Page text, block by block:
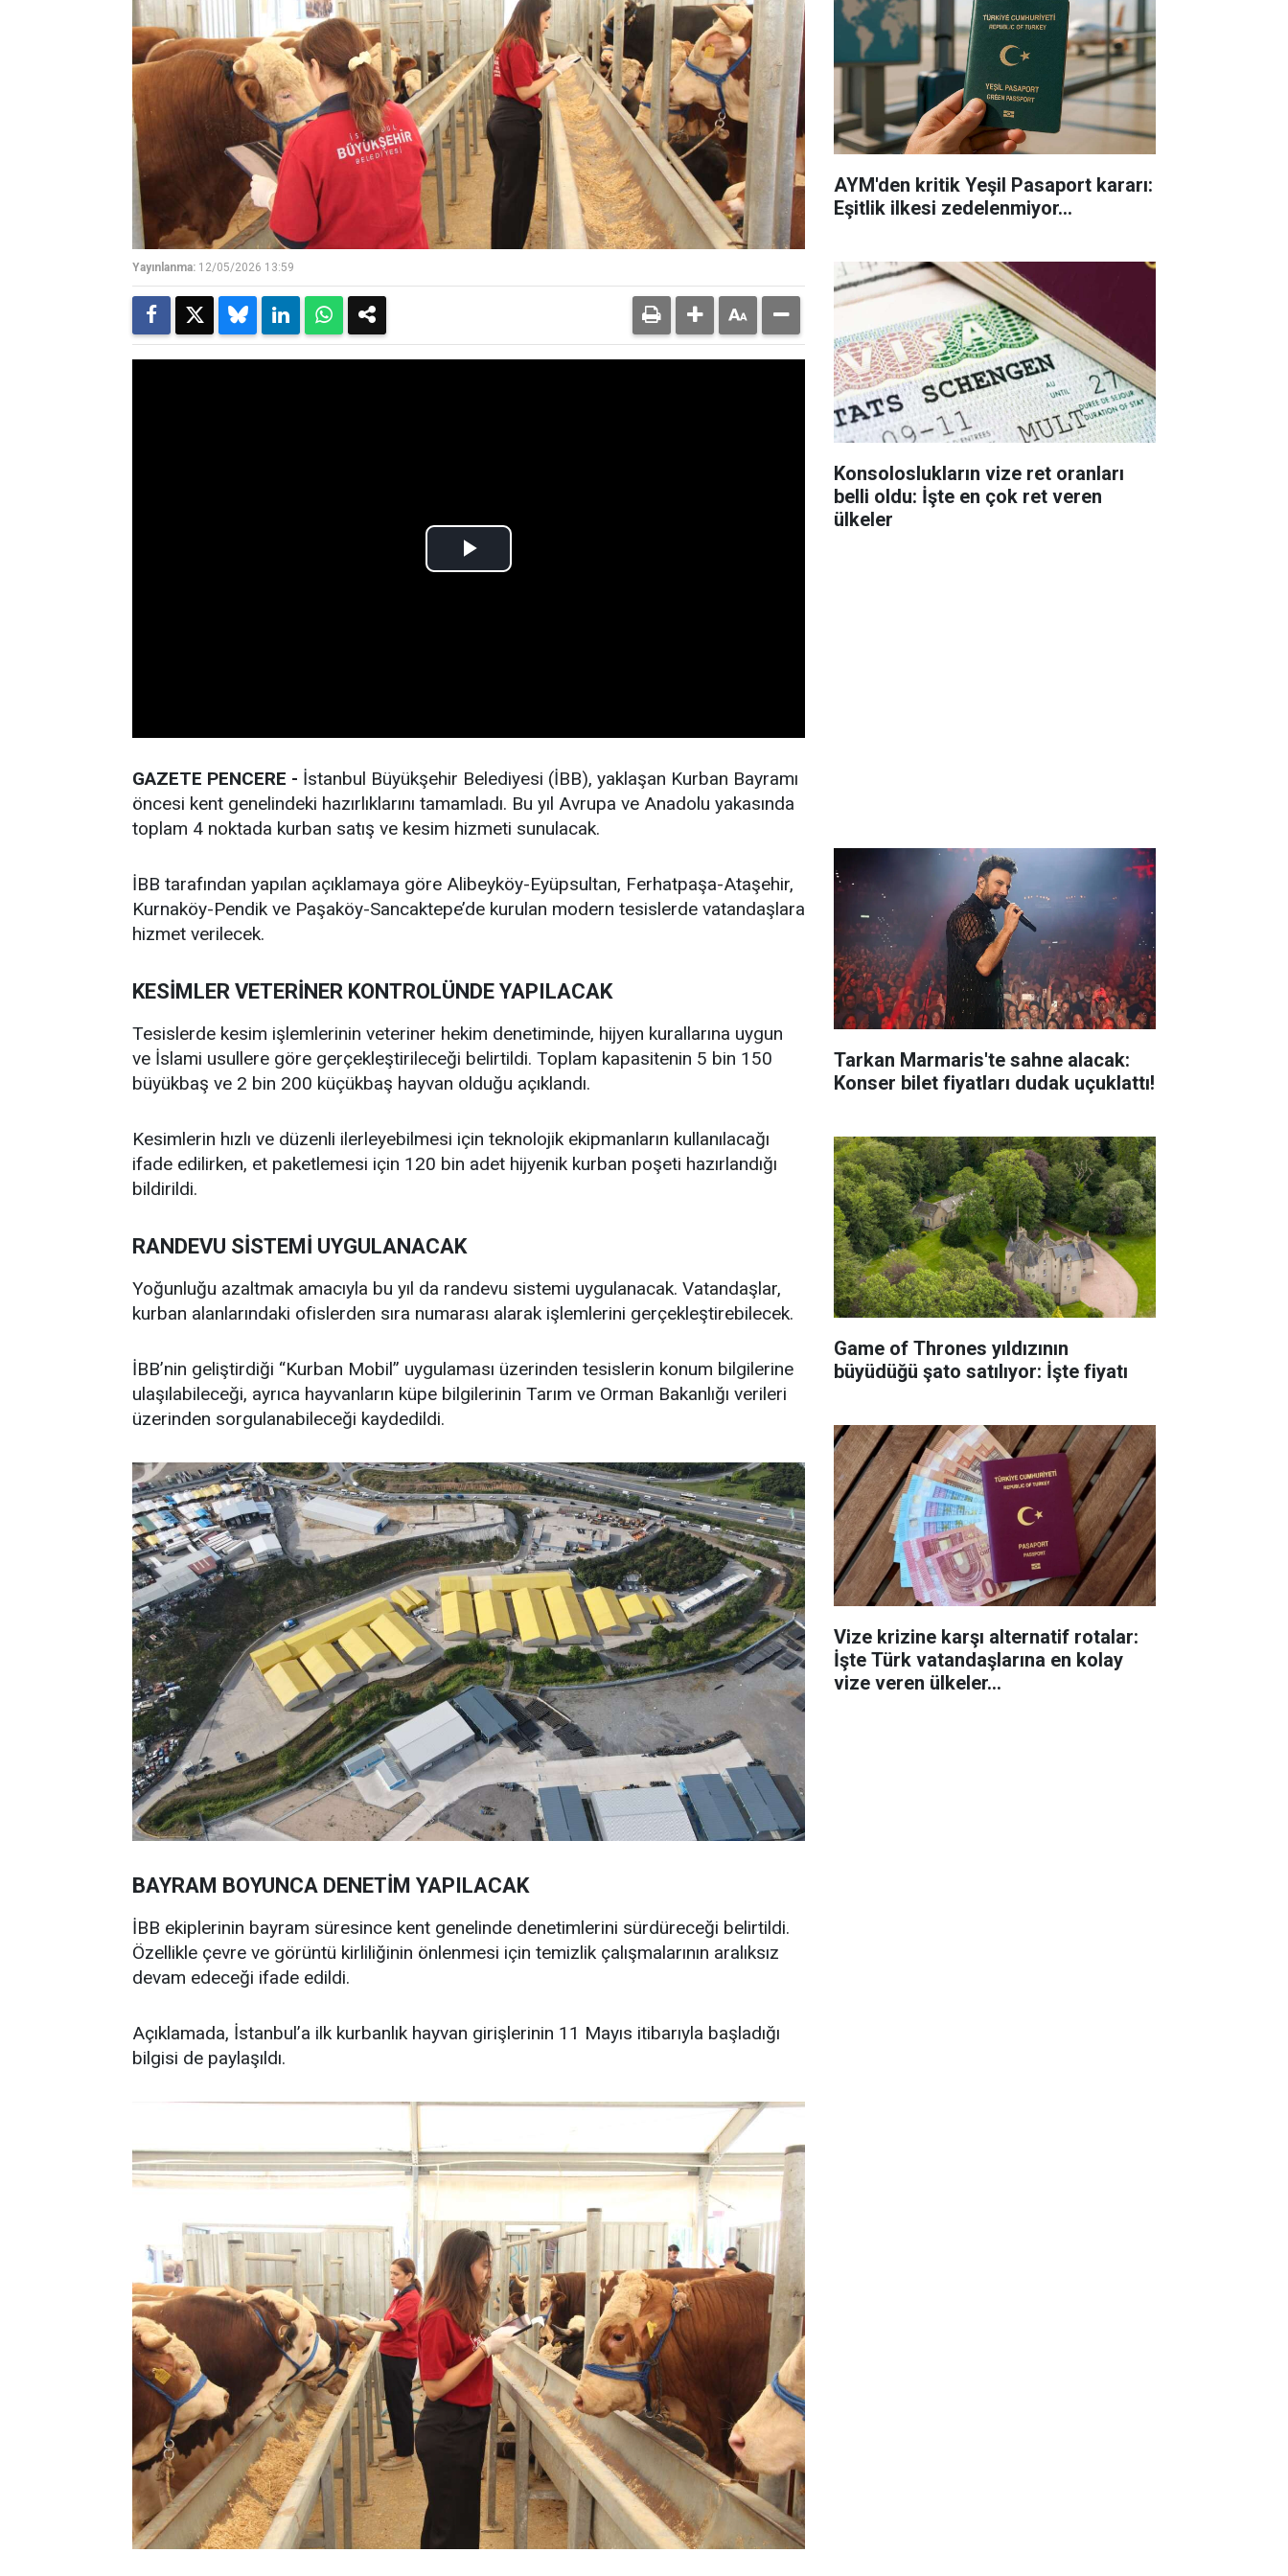
Yayınlanma: 12/05/2026 13:59
GAZETE PENCERE - İstanbul Büyükşehir Belediyesi (İBB), yaklaşan Kurban Bayramı
öncesi kent genelindeki hazırlıklarını tamamladı. Bu yıl Avrupa ve Anadolu yakasında
toplam 4 noktada kurban satış ve kesim hizmeti sunulacak.
İBB tarafından yapılan açıklamaya göre Alibeyköy-Eyüpsultan, Ferhatpaşa-Ataşehir,
Kurnaköy-Pendik ve Paşaköy-Sancaktepe’de kurulan modern tesislerde vatandaşlara
hizmet verilecek.
KESİMLER VETERİNER KONTROLÜNDE YAPILACAK
Tesislerde kesim işlemlerinin veteriner hekim denetiminde, hijyen kurallarına uygun
ve İslami usullere göre gerçekleştirileceği belirtildi. Toplam kapasitenin 5 bin 150
büyükbaş ve 2 bin 200 küçükbaş hayvan olduğu açıklandı.
Kesimlerin hızlı ve düzenli ilerleyebilmesi için teknolojik ekipmanların kullanılacağı
ifade edilirken, et paketlemesi için 120 bin adet hijyenik kurban poşeti hazırlandığı
bildirildi.
RANDEVU SİSTEMİ UYGULANACAK
Yoğunluğu azaltmak amacıyla bu yıl da randevu sistemi uygulanacak. Vatandaşlar,
kurban alanlarındaki ofislerden sıra numarası alarak işlemlerini gerçekleştirebilecek.
İBB’nin geliştirdiği “Kurban Mobil” uygulaması üzerinden tesislerin konum bilgilerine
ulaşılabileceği, ayrıca hayvanların küpe bilgilerinin Tarım ve Orman Bakanlığı verileri
üzerinden sorgulanabileceği kaydedildi.
BAYRAM BOYUNCA DENETİM YAPILACAK
İBB ekiplerinin bayram süresince kent genelinde denetimlerini sürdüreceği belirtildi.
Özellikle çevre ve görüntü kirliliğinin önlenmesi için temizlik çalışmalarının aralıksız
devam edeceği ifade edildi.
Açıklamada, İstanbul’a ilk kurbanlık hayvan girişlerinin 11 Mayıs itibarıyla başladığı
bilgisi de paylaşıldı.
AYM'den kritik Yeşil Pasaport kararı:
Eşitlik ilkesi zedelenmiyor...
Konsoloslukların vize ret oranları
belli oldu: İşte en çok ret veren
ülkeler
Tarkan Marmaris'te sahne alacak:
Konser bilet fiyatları dudak uçuklattı!
Game of Thrones yıldızının
büyüdüğü şato satılıyor: İşte fiyatı
Vize krizine karşı alternatif rotalar:
İşte Türk vatandaşlarına en kolay
vize veren ülkeler...